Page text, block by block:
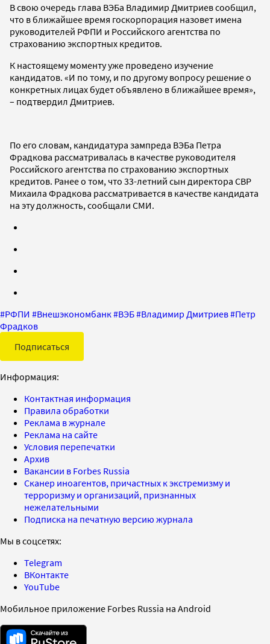
В свою очередь глава ВЭБа Владимир Дмитриев сообщил,
что в ближайшее время госкорпорация назовет имена
руководителей РФПИ и Российского агентства по
страхованию экспортных кредитов.
К настоящему моменту уже проведено изучение
кандидатов. «И по тому, и по другому вопросу решение о
конкретных лицах будет объявлено в ближайшее время»,
– подтвердил Дмитриев.
По его словам, кандидатура зампреда ВЭБа Петра
Фрадкова рассматривалась в качестве руководителя
Российского агентства по страхованию экспортных
кредитов. Ранее о том, что 33-летний сын директора СВР
Михаила Фрадкова рассматривается в качестве кандидата
на эту должность, сообщали СМИ.
#РФПИ #Внешэкономбанк#ВЭБ#Владимир Дмитриев#Петр
Фрадков
Подписаться
Информация:
Контактная информация
Правила обработки
Реклама в журнале
Реклама на сайте
Условия перепечатки
Архив
Вакансии в Forbes Russia
Сканер иноагентов, причастных к экстремизму и
терроризму и организаций, признанных
нежелательными
Подписка на печатную версию журнала
Мы в соцсетях:
Telegram
ВКонтакте
YouTube
Мобильное приложение Forbes Russia на Android